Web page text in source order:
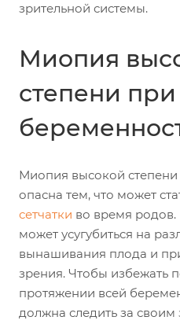
зрительной системы.
Миопия
степени при
Миопия высокой
опасна тем, что может
сетчатки во время родов.
может усугубиться на
вынашивания плода и
зрения. Чтобы избежать
протяжении всей
должна следить за